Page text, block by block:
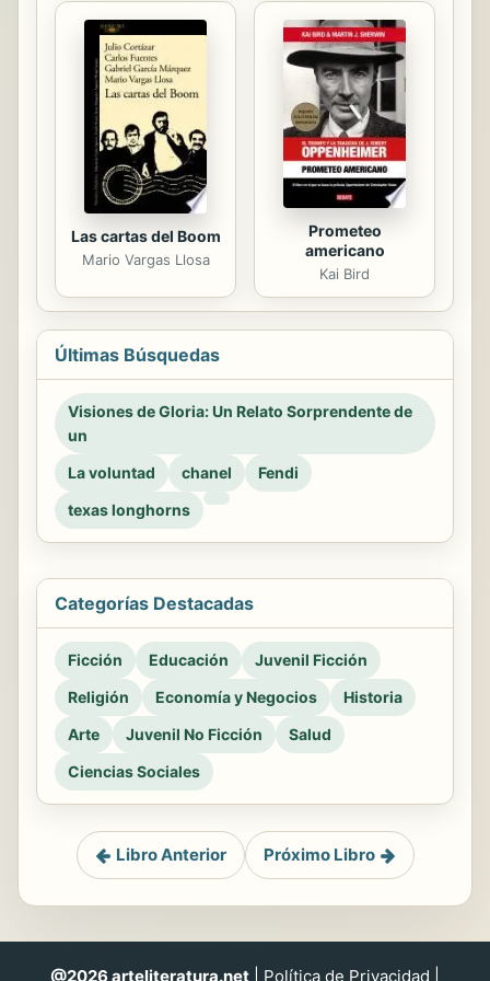
Las cartas del Boom
Mario Vargas Llosa
Prometeo
americano
Kai Bird
Últimas Búsquedas
Visiones de Gloria: Un Relato Sorprendente de
un
La voluntad
chanel
Fendi
texas longhorns
Categorías Destacadas
Ficción Educación
Juvenil Ficción
Religión
Economía y Negocios
Historia
Arte
Juvenil No Ficción
Salud
Ciencias Sociales
Libro Anterior Próximo Libro
@2026 arteliteratura.net Política de Privacidad